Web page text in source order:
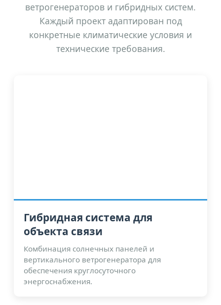
ветрогенераторов и гибридных систем.
Каждый проект адаптирован под
конкретные климатические условия и
технические требования.
Гибридная система для
объекта связи
Комбинация солнечных панелей и
вертикального ветрогенератора для
обеспечения круглосуточного
энергоснабжения.